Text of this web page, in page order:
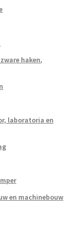
haken,
laboratoria en
en machinebouw